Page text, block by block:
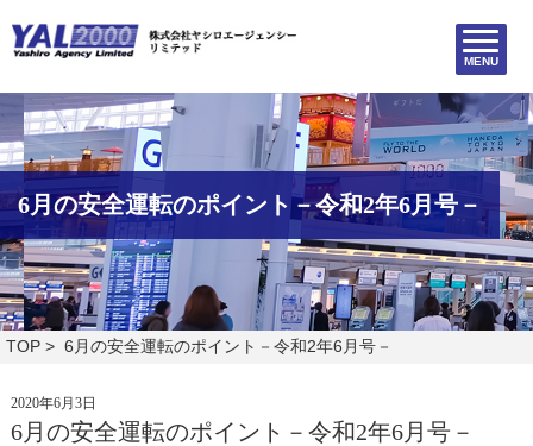
MENU
6月の安全運転のポイント－令和2年6月号－
TOP > 6月の安全運転のポイント－令和2年6月号－
2020年6月3日
6月の安全運転のポイント－令和2年6月号－